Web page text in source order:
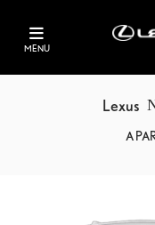
MENU
Lexus
A